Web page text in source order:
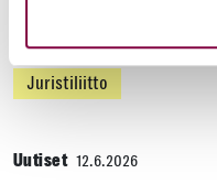
Juristiliitto
Uutiset 12.6.2026